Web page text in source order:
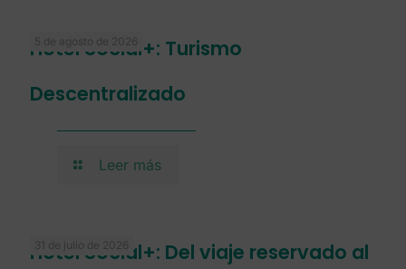
5 de agosto de 2026
Hotel Social+: Turismo
Descentralizado
Leer más
31 de julio de 2026
Hotel Social+: Del viaje reservado al